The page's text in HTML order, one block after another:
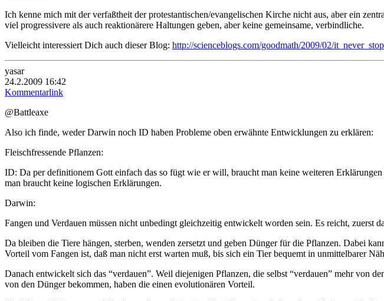
Ich kenne mich mit der verfaßtheit der protestantischen/evangelischen Kirche nicht aus, aber ein
viel progressivere als auch reaktionärere Haltungen geben, aber keine gemeinsame, verbindliche.
Vielleicht interessiert Dich auch dieser Blog: http://scienceblogs.com/goodmath/2009/02/
yasar
24.2.2009 16:42
Kommentarlink
@Battleaxe
Also ich finde, weder Darwin noch ID haben Probleme oben erwähnte Entwicklungen zu erklären:
Fleischfressende Pflanzen:
ID: Da per definitionem Gott einfach das so fügt wie er will, braucht man keine weiteren
man braucht keine logischen Erklärungen.
Darwin:
Fangen und Verdauen müssen nicht unbedingt gleichzeitig entwickelt worden sein. Es reicht, zuerst
Da bleiben die Tiere hängen, sterben, wenden zersetzt und geben Dünger für die Pflanzen. Dabei
Vorteil vom Fangen ist, daß man nicht erst warten muß, bis sich ein Tier bequemt in unmittelbarer
Danach entwickelt sich das “verdauen”. Weil diejenigen Pflanzen, die selbst “verdauen” mehr von
von den Dünger bekommen, haben die einen evolutionären Vorteil.